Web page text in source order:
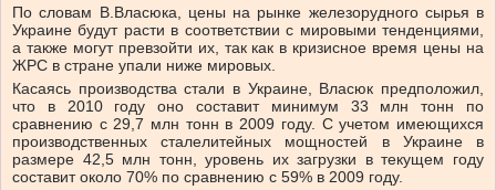
По словам В.Власюка, цены на рынке железорудного сырья в
Украине будут расти в соответствии с мировыми тенденциями,
а также могут превзойти их, так как в кризисное время цены на
ЖРС в стране упали ниже мировых.
Касаясь производства стали в Украине, Власюк предположил,
что в 2010 году оно составит минимум 33 млн тонн по
сравнению с 29,7 млн тонн в 2009 году. С учетом имеющихся
производственных сталелитейных мощностей в Украине в
размере 42,5 млн тонн, уровень их загрузки в текущем году
составит около 70% по сравнению с 59% в 2009 году.